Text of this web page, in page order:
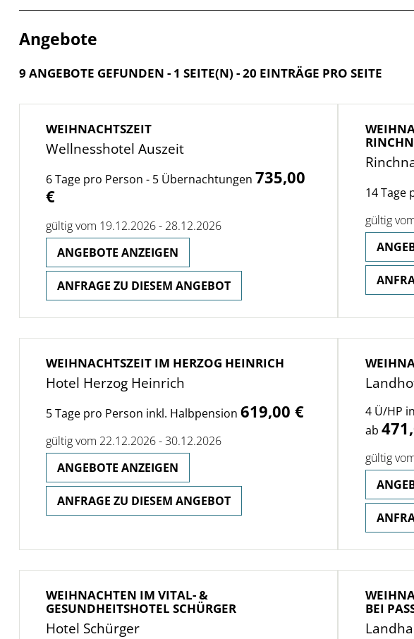
Angebote
9 ANGEBOTE GEFUNDEN - 1 SEITE(N) - 20 EINTRÄGE PRO SEITE
WEIHNACHTSZEIT
Wellnesshotel Auszeit
6 Tage pro Person - 5 Übernachtungen735,00
€
gültig vom 19.12.2026 - 28.12.2026
ANGEBOTE ANZEIGEN
ANFRAGE ZU DIESEM ANGEBOT
14 Tage
gültig
WEIHNACHTSZEIT IM HERZOG HEINRICH
Hotel Herzog Heinrich
5 Tage pro Person inkl. Halbpension619,00 €
gültig vom 22.12.2026 - 30.12.2026
ANGEBOTE ANZEIGEN
ANFRAGE ZU DIESEM ANGEBOT
4 Ü/HP
ab
gültig
WEIHNACHTEN IM VITAL- &
GESUNDHEITSHOTEL SCHÜRGER
Hotel Schürger
BEI